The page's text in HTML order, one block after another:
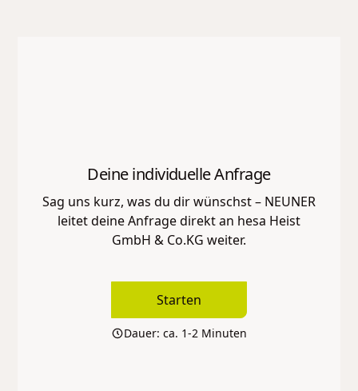
Deine individuelle Anfrage
Sag uns kurz, was du dir wünschst – NEUNER
leitet deine Anfrage direkt an hesa Heist
GmbH & Co.KG weiter.
Starten
Dauer: ca. 1-2 Minuten